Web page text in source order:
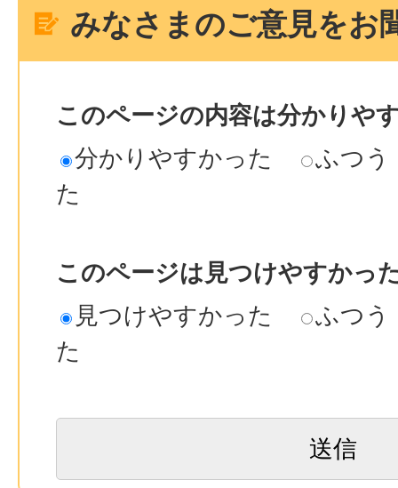
みなさまのご意見をお
このページの内容は分かりや
分かりやすかった
ふつう
た
このページは見つけやすかっ
見つけやすかった
ふつう
た